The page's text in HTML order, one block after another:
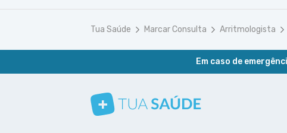
Tua Saúde Marcar Consulta Arritmologista
Em caso de
Conheça nosso canal
Siga a gente no Instagram
Siga a gente no Facebook
Siga a gente no Pinterest